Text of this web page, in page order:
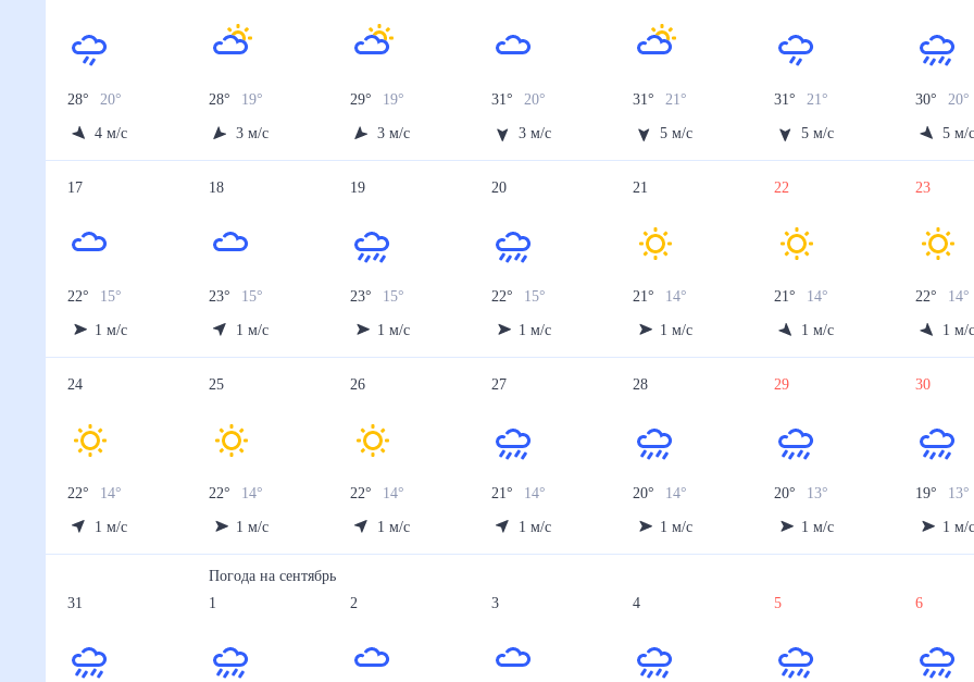
28° 20
4 м/с
28° 19°
3 м/с
29° 19°
3 м/с
31° 20°
3 м/с
31° 21°
5 м/с
31° 21°
5 м/с
30° 20
5 м/
17
22° 15°
1 м/с
18
23° 15°
1 м/с
19
23° 15°
1 м/с
20
22° 15°
1 м/с
21
21° 14°
1 м/с
22
21° 14°
1 м/с
23
22° 14°
1 м/
24
22° 14°
1 м/с
25
22° 14°
1 м/с
26
22° 14°
1 м/с
27
21° 14°
1 м/с
28
20° 14°
1 м/с
29
20° 13°
1 м/с
30
19° 13°
1 м/
31
Погода насентябрь
1
2 3 4 5 6